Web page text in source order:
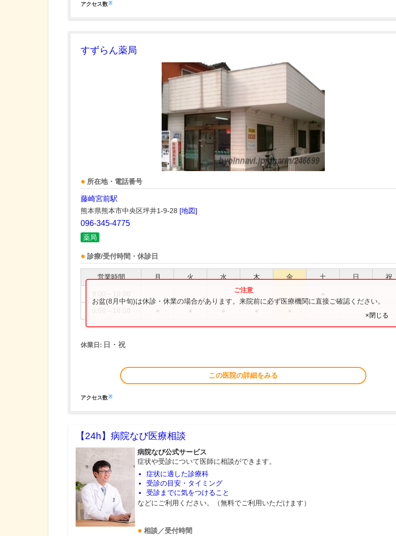
アクセス数※
すずらん薬局
所在地・電話番号
藤崎宮前駅
熊本県熊本市中央区坪井1-9-28 [地図]
096-345-4775
薬局
診療/受付時間・休診日
営業時間 月 火 水 木 金 土 日 祝
お盆(8月中旬)は休診・休業の場合があります。来院前に必ず医療機関に直接ご確認ください。
×閉じる
休業日: 日・祝
この医院の詳細をみる
アクセス数※
【24h】 病院なび医療相談
病院なび公式サービス
症状や受診について医師に相談ができます。
症状に適した診療科
受診の目安・タイミング
受診までに気をつけること
などにご利用ください。（無料でご利用いただけます）
相談／受付時間